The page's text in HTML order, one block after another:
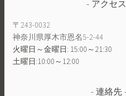
アクセス
〒243-0032
神奈川県厚木市恩名5-2-44
火曜日～金曜日: 15:00～21:30
土曜日:10:00～12:00
連絡先